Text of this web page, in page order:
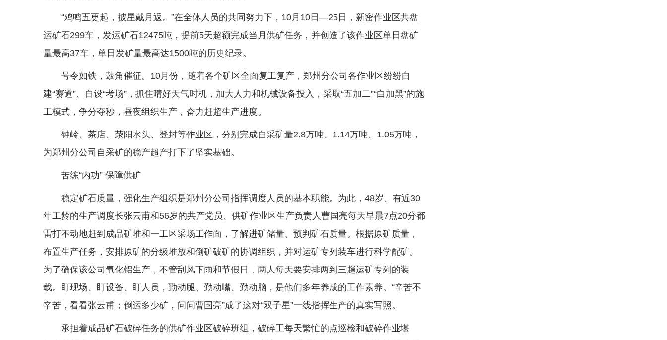
“鸡鸣五更起，披星戴月返。”在全体人员的共同努力下，10月10日—25日，新密作业区共盘
运矿石299车，发运矿石12475吨，提前5天超额完成当月供矿任务，并创造了该作业区单日盘矿
量最高37车，单日发矿量最高达1500吨的历史纪录。
号令如铁，鼓角催征。10月份，随着各个矿区全面复工复产，郑州分公司各作业区纷纷自
建“赛道”、自设“考场”，抓住晴好天气时机，加大人力和机械设备投入，采取“五加二”“白加黑”的施
工模式，争分夺秒，昼夜组织生产，奋力赶超生产进度。
钟岭、茶店、荥阳水头、登封等作业区，分别完成自采矿量2.8万吨、1.14万吨、1.05万吨，
为郑州分公司自采矿的稳产超产打下了坚实基础。
苦练“内功” 保障供矿
稳定矿石质量，强化生产组织是郑州分公司指挥调度人员的基本职能。为此，48岁、有近30
年工龄的生产调度长张云甫和56岁的共产党员、供矿作业区生产负责人曹国亮每天早晨7点20分都
雷打不动地赶到成品矿堆和一工区采场工作面，了解进矿储量、预判矿石质量。根据原矿质量，
布置生产任务，安排原矿的分级堆放和倒矿破矿的协调组织，并对运矿专列装车进行科学配矿。
为了确保该公司氧化铝生产，不管刮风下雨和节假日，两人每天要安排两到三趟运矿专列的装
载。盯现场、盯设备、盯人员，勤动腿、勤动嘴、勤动脑，是他们多年养成的工作素养。“辛苦不
辛苦，看看张云甫；倒运多少矿，问问曹国亮”成了这对“双子星”一线指挥生产的真实写照。
承担着成品矿石破碎任务的供矿作业区破碎班组，破碎工每天繁忙的点巡检和破碎作业堪